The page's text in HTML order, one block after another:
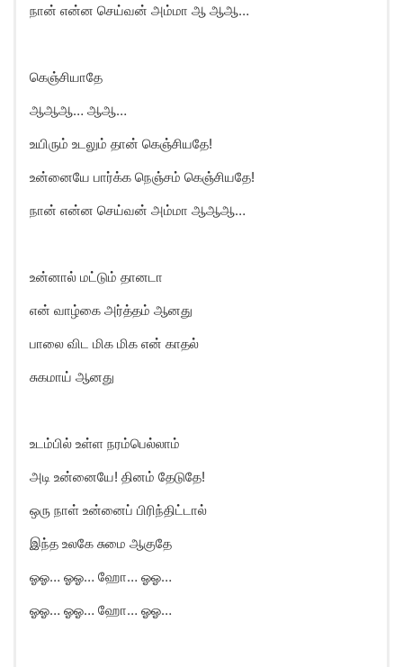
நான் என்ன செய்வன் அம்மா ஆ ஆஆ…
கெஞ்சியாதே
ஆஆஆ… ஆஆ…
உயிரும் உடலும் தான் கெஞ்சியதே!
உன்னையே பார்க்க நெஞ்சம் கெஞ்சியதே!
நான் என்ன செய்வன் அம்மா ஆஆஆ…
உன்னால் மட்டும் தானடா
என் வாழ்கை அர்த்தம் ஆனது
பாலை விட மிக மிக என் காதல்
சுகமாய் ஆனது
உடம்பில் உள்ள நரம்பெல்லாம்
அடி உன்னையே! தினம் தேடுதே!
ஒரு நாள் உன்னைப் பிரிந்திட்டால்
இந்த உலகே சுமை ஆகுதே
ஓஓ… ஓஓ… ஹோ… ஓஓ…
ஓஓ… ஓஓ… ஹோ… ஓஓ…